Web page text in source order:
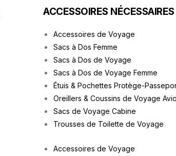
ACCESSOIRES NÉCESSAIRES
Accessoires de Voyage
Sacs à Dos Femme
Sacs à Dos de Voyage
Sacs à Dos de Voyage Femme
Étuis & Pochettes Protège-
Oreillers & Coussins de Voyage
Sacs de Voyage Cabine
Trousses de Toilette de Voyage
Accessoires de Voyage